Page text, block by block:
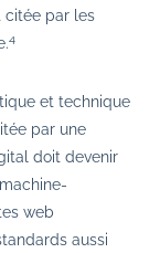
citée par les
4
et technique
par une
doit devenir
web
aussi